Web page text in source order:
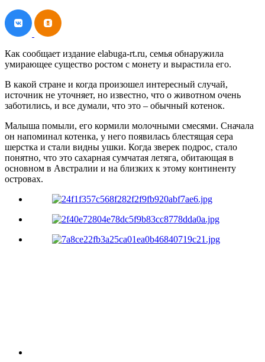
Как сообщает издание elabuga-rt.ru, семья обнаружила
умирающее существо ростом с монету и вырастила его.
В какой стране и когда произошел интересный случай,
источник не уточняет, но известно, что о животном очень
заботились, и все думали, что это – обычный котенок.
Малыша помыли, его кормили молочными смесями. Сначала
он напоминал котенка, у него появилась блестящая сера
шерстка и стали видны ушки. Когда зверек подрос, стало
понятно, что это сахарная сумчатая летяга, обитающая в
основном в Австралии и на близких к этому континенту
островах.